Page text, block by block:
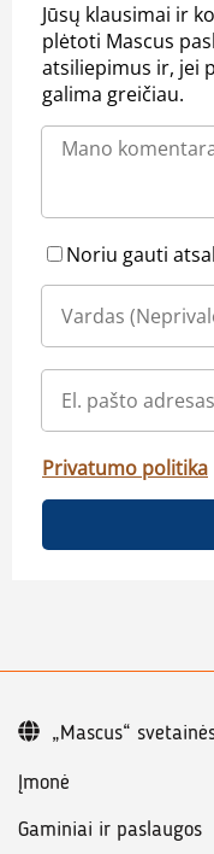
Jūsų klausimai ir
plėtoti Mascus
atsiliepimus ir, jei
galima greičiau.
Noriu gauti
Privatumo politika
Įmonė
Gaminiai ir paslaugos
„Mascus“